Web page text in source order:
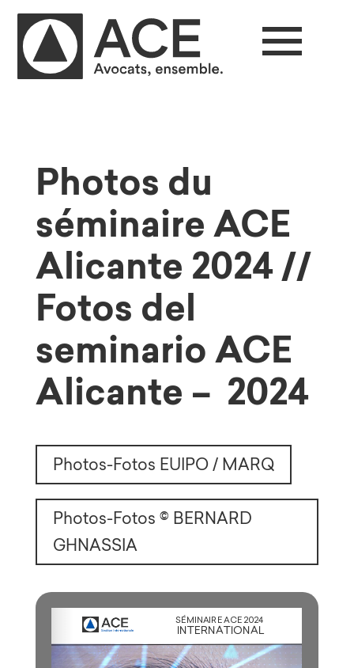
Photos du
séminaire ACE
Alicante 2024 //
Fotos del
seminario ACE
Alicante – 2024
Photos-Fotos EUIPO / MARQ
Photos-Fotos © BERNARD
GHNASSIA